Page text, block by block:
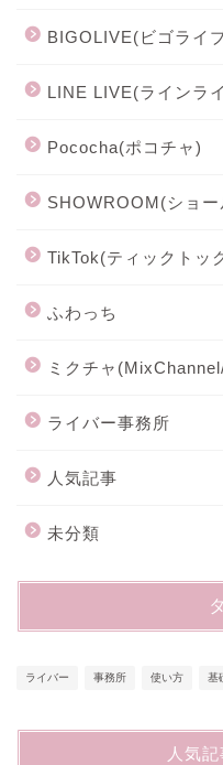
BIGOLIVE(ビゴライ
LINE LIVE(ラインラ
Pococha(ポコチャ)
SHOWROOM(ショー
TikTok(ティックトッ
ふわっち
ミクチャ
ライバー事務所
人気記事
未分類
ライバー 事務所 使い方 基
人気